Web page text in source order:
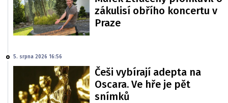
zákulisí obřího koncertu v
Praze
5. srpna 2026 16:56
Češi vybírají adepta na
Oscara. Ve hře je pět
snímků